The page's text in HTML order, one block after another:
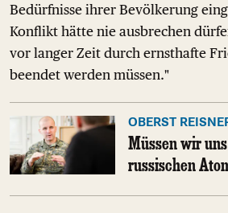
Bedürfnisse ihrer Bevölkerung
Konflikt hätte nie ausbrechen
vor langer Zeit durch ernsthafte
beendet werden müssen."
OBERST
Müssen wir
russischen